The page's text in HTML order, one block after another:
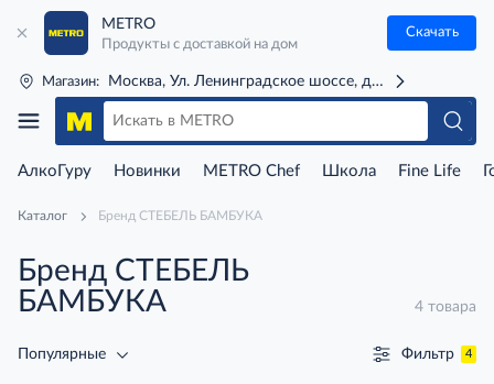
METRO
Продукты с доставкой на дом
Скачать
Магазин: Москва, Ул. Ленинградское шоссе, д. 71Г (м. Речной
АлкоГуру Новинки METRO Chef Школа Fine Life
Каталог Бренд СТЕБЕЛЬ БАМБУКА
Бренд СТЕБЕЛЬ
БАМБУКА
4 товара
Популярные Фильтр 4